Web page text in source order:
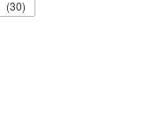
(30)